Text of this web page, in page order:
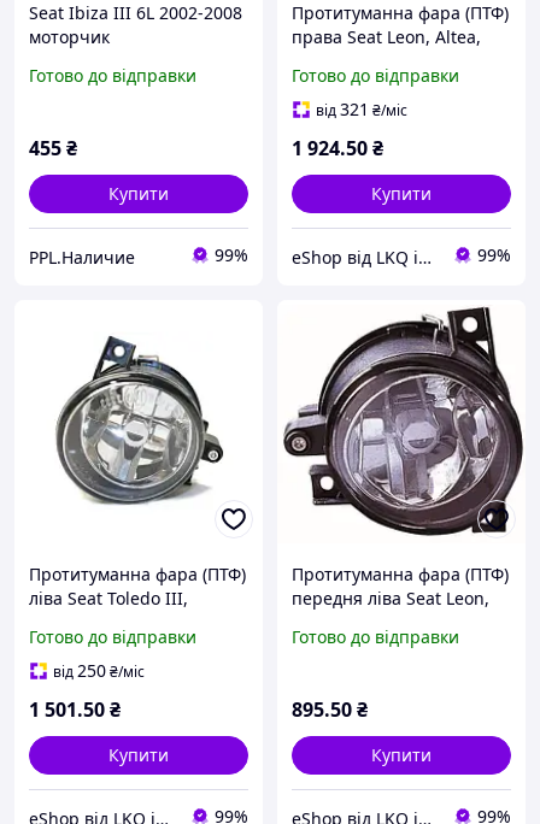
Seat Ibiza III 6L 2002-2008
моторчик
6L0941295
Готово до відправки
455₴
Купити
PPL.Наличие 99%
Протитуманна фара (ПТФ)
права Seat Leon, Altea,
Cordoba 02-15р Tyc 19-
0297-15-2
Готово до відправки
від321 ₴/міс
1 924.50₴
Купити
eShop від LKQ інтернет-магазин автозапчастин 99%
Протитуманна фара (ПТФ)
ліва Seat Toledo III,
Altea 02-15р Tyc 19-0298-
15-2
Готово до відправки
від250₴/міс
1 501.50₴
Купити
eShop від LKQ інтернет-магазин автозапчастин 99%
Протитуманна фара (ПТФ)
передня ліва Seat Leon,
01-25р Depo 441-2017L-UE
Готово до відправки
895.50₴
Купити
eShop від LKQ інтернет-магазин автозапчастин 99%